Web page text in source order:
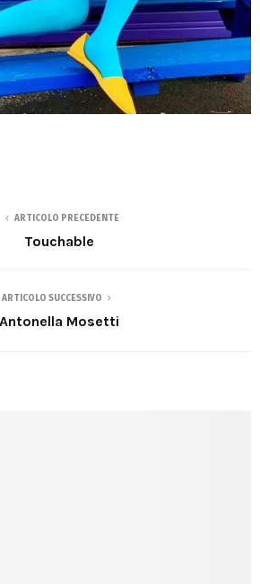
ARTICOLO PRECEDENTE
Touchable
ARTICOLO SUCCESSIVO
Antonella Mosetti